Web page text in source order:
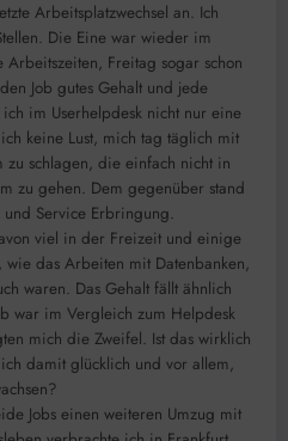
Arbeitsplatzwechsel an. Ich
Die Eine war wieder im
Freitag sogar schon
Job gutes Gehalt und jede
im Userhelpdesk nicht nur eine
keine Lust, mich tag täglich mit
zu schlagen, die einfach nicht in
zu gehen. Dem gegenüber stand
Service Erbringung.
viel in der Freizeit und einige
wie das Arbeiten mit Datenbanken,
waren. Das Gehalt fällt ähnlich
war im Vergleich zum Helpdesk
mich die Zweifel. Ist das wirklich
damit glücklich und vor allem,
Jobs einen weiteren Umzug mit